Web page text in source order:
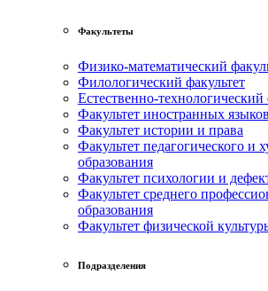
Факультеты
Физико-математический
Филологический факультет
Естественно-технологический
Факультет иностранных языков
Факультет истории и права
Факультет педагогического и
образования
Факультет психологии и
Факультет среднего
образования
Факультет физической
Подразделения